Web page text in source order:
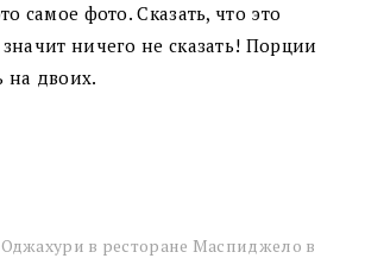
самое фото. Сказать, что это
ничего не сказать! Порции
на двоих.
Оджахури в ресторане Маспиджело в